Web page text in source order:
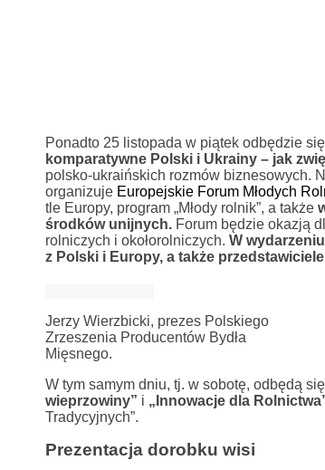
Ponadto 25 listopada w piątek odbędzie
komparatywne Polski i Ukrainy – jak
polsko-ukraińskich rozmów biznesowych.
organizuje Europejskie Forum Młodych
tle Europy, program „Młody rolnik”, a także
środków unijnych.Forum będzie okazją
rolniczych i okołorolniczych. W
z Polski i Europy, a także
Jerzy Wierzbicki, prezes Polskiego
Zrzeszenia Producentów Bydła
Mięsnego.
W tym samym dniu, tj. w sobotę, odbędą
wieprzowiny” i „Innowacje dla
Tradycyjnych”.
Prezentacja dorobku wisi